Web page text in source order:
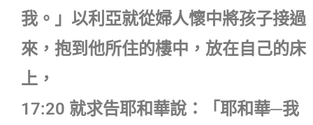
我。」以利亞就從婦人懷中將孩子接過
來，抱到他所住的樓中，放在自己的床
上，
17:20 就求告耶和華說：「耶和華─我